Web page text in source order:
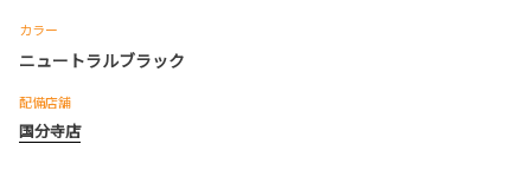
カラー
ニュートラルブラック
配備店舗
国分寺店